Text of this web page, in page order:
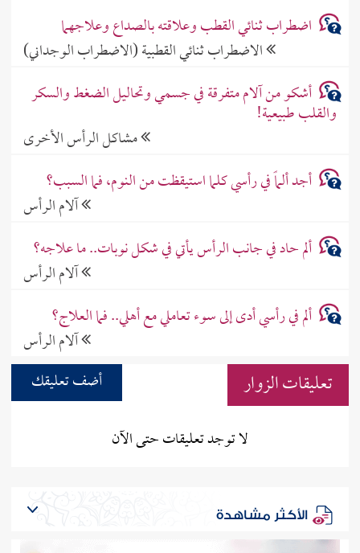
اضطراب ثنائي القطب وعلاقته بالصداع وعلاجهما
الاضطراب ثنائي القطبية (الاضطراب الوجداني)
أشكو من آلام متفرقة في جسمي وتحاليل الضغط والسكر
والقلب طبيعية!
مشاكل الرأس الأخرى
أجد ألماً في رأسي كلما استيقظت من النوم، فما السبب؟
آلام الرأس
ألم حاد في جانب الرأس يأتي في شكل نوبات.. ما علاجه؟
آلام الرأس
ألم في رأسي أدى إلى سوء تعاملي مع أهلي.. فما العلاج؟
آلام الرأس
تعليقات الزوار
أضف تعليقك
لا توجد تعليقات حتى الآن
الأكثر مشاهدة